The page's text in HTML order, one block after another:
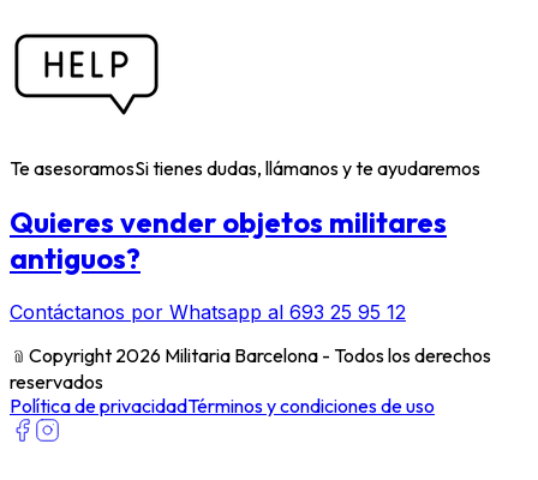
Te asesoramosSi tienes dudas, llámanos y te ayudaremos
Quieres vender objetos militares
antiguos?
Contáctanos por Whatsapp al 693 25 95 12
﹫ Copyright 2026 Militaria Barcelona - Todos los derechos
reservados
Política de privacidadTérminos y condiciones de uso